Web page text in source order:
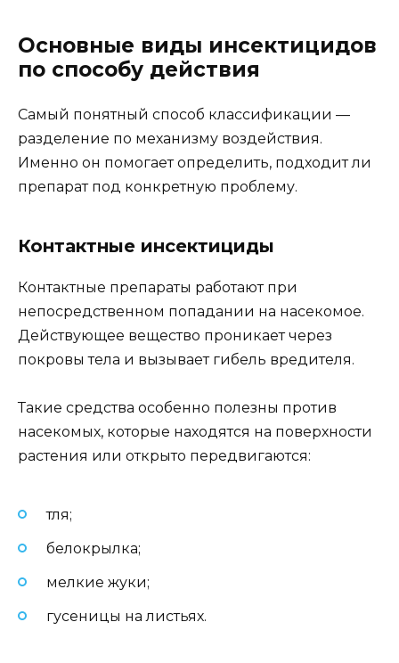
Основные виды инсектицидов
по способу действия
Самый понятный способ классификации —
разделение по механизму воздействия.
Именно он помогает определить, подходит ли
препарат под конкретную проблему.
Контактные инсектициды
Контактные препараты работают при
непосредственном попадании на насекомое.
Действующее вещество проникает через
покровы тела и вызывает гибель вредителя.
Такие средства особенно полезны против
насекомых, которые находятся на поверхности
растения или открыто передвигаются:
тля;
белокрылка;
мелкие жуки;
гусеницы на листьях.